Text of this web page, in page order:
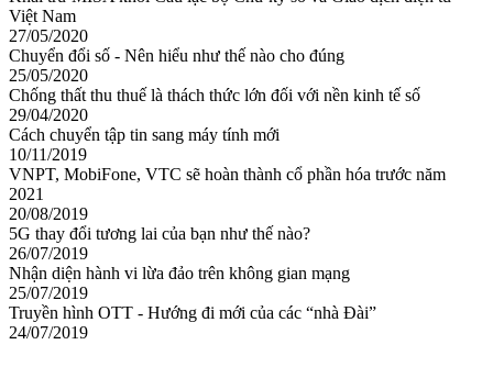
Việt Nam
27/05/2020
Chuyển đổi số - Nên hiểu như thế nào cho đúng
25/05/2020
Chống thất thu thuế là thách thức lớn đối với nền kinh tế số
29/04/2020
Cách chuyển tập tin sang máy tính mới
10/11/2019
VNPT, MobiFone, VTC sẽ hoàn thành cổ phần hóa trước năm
2021
20/08/2019
5G thay đổi tương lai của bạn như thế nào?
26/07/2019
Nhận diện hành vi lừa đảo trên không gian mạng
25/07/2019
Truyền hình OTT - Hướng đi mới của các “nhà Đài”
24/07/2019